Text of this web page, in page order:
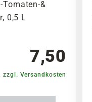
Tomaten-&
0,5 L
7,50
zzgl. Versandkosten